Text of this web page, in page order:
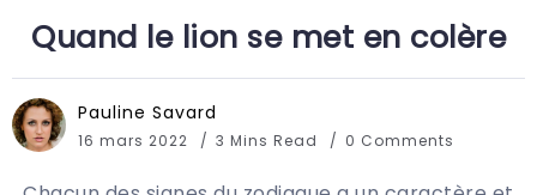
Quand le lion se met en colère
Pauline Savard
16 mars 2022 3 Mins Read 0 Comments